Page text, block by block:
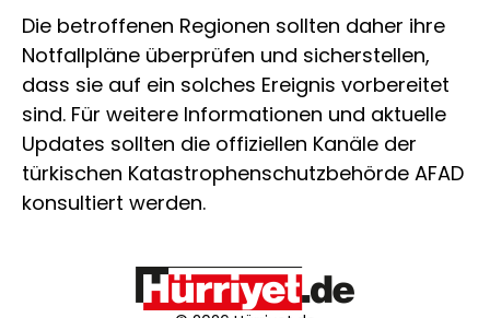
Die betroffenen Regionen sollten daher ihre
Notfallpläne überprüfen und sicherstellen,
dass sie auf ein solches Ereignis vorbereitet
sind. Für weitere Informationen und aktuelle
Updates sollten die offiziellen Kanäle der
türkischen Katastrophenschutzbehörde AFAD
konsultiert werden.